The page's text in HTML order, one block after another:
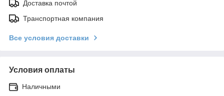
Доставка почтой
Транспортная компания
Все условия доставки
Условия оплаты
Наличными